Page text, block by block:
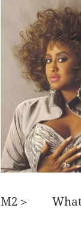
M2＞ What